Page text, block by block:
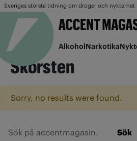
Sveriges största tidning om droger och nykterhet
AlkoholNarkotika
Skorsten
Sorry, no results were found.
Sök